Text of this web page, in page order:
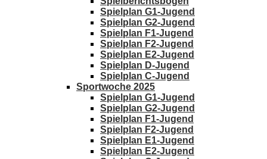
Spielplan G1-Jugend
Spielplan G2-Jugend
Spielplan F1-Jugend
Spielplan F2-Jugend
Spielplan E2-Jugend
Spielplan D-Jugend
Spielplan C-Jugend
Sportwoche 2025
Spielplan G1-Jugend
Spielplan G2-Jugend
Spielplan F1-Jugend
Spielplan F2-Jugend
Spielplan E1-Jugend
Spielplan E2-Jugend